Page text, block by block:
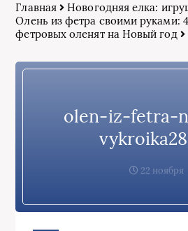
Главная
Новогодняя елка:
Олень из фетра своими руками:
фетровых оленят на Новый год
olen-iz-fetra-
22 ноября